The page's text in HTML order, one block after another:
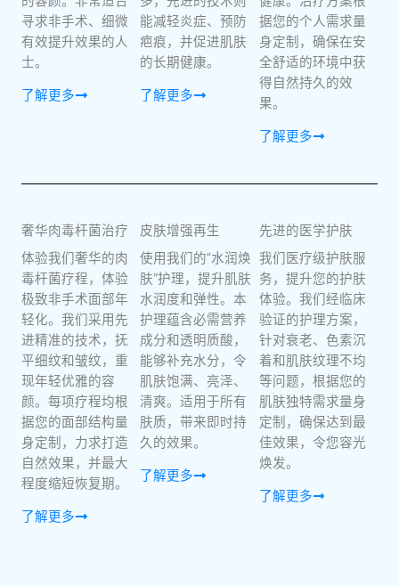
寻求非手术、细微
有效提升效果的人
士。
了解更多
能减轻炎症、预防
疤痕，并促进肌肤
的长期健康。
了解更多
据您的个人需求量
身定制，确保在安
全舒适的环境中获
得自然持久的效
果。
了解更多
奢华肉毒杆菌治疗
体验我们奢华的肉
毒杆菌疗程，体验
极致非手术面部年
轻化。我们采用先
进精准的技术，抚
平细纹和皱纹，重
现年轻优雅的容
颜。每项疗程均根
据您的面部结构量
身定制，力求打造
自然效果，并最大
程度缩短恢复期。
了解更多
皮肤增强再生
使用我们的“水润焕
肤”护理，提升肌肤
水润度和弹性。本
护理蕴含必需营养
成分和透明质酸，
能够补充水分，令
肌肤饱满、亮泽、
清爽。适用于所有
肤质，带来即时持
久的效果。
了解更多
先进的医学护肤
我们医疗级护肤服
务，提升您的护肤
体验。我们经临床
验证的护理方案，
针对衰老、色素沉
着和肌肤纹理不均
等问题，根据您的
肌肤独特需求量身
定制，确保达到最
佳效果，令您容光
焕发。
了解更多